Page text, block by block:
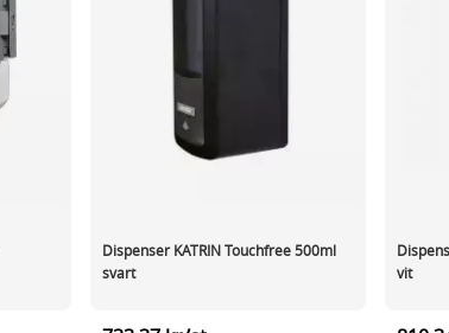
Dispenser KATRIN Touchfree 500ml
svart
vit